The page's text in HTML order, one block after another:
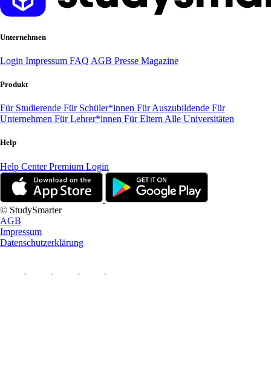
Unternehmen
Login Impressum FAQ AGB Presse Magazine
Produkt
Für Studierende Für Schüler*innen Für Auszubildende Für
Unternehmen Für Lehrer*innen Für Eltern Alle Universitäten
Help
Help CenterPremium Login
© StudySmarter
AGB
Impressum
Datenschutzerklärung